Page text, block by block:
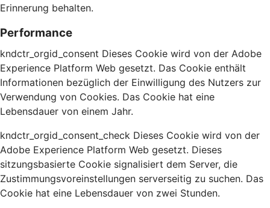
Erinnerung behalten.
Performance
kndctr_orgid_consent Dieses Cookie wird von der Adobe
Experience Platform Web gesetzt. Das Cookie enthält
Informationen bezüglich der Einwilligung des Nutzers zur
Verwendung von Cookies. Das Cookie hat eine
Lebensdauer von einem Jahr.
kndctr_orgid_consent_check Dieses Cookie wird von der
Adobe Experience Platform Web gesetzt. Dieses
sitzungsbasierte Cookie signalisiert dem Server, die
Zustimmungsvoreinstellungen serverseitig zu suchen. Das
Cookie hat eine Lebensdauer von zwei Stunden.